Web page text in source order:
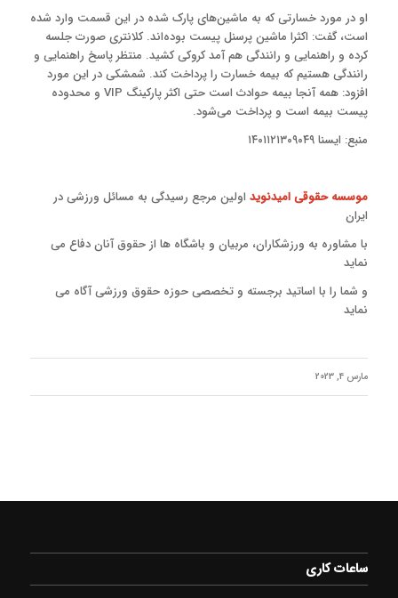
او در مورد خسارتی که به ماشین‌های پارک شده در این قسمت وارد شده
است، گفت: اکثرا ماشین پرسنل پیست بوده‌اند. کلانتری صورت جلسه
کرده و راهنمایی و رانندگی هم آمد کروکی کشید. منتظر پاسخ راهنمایی و
رانندگی هستیم که بیمه خسارت را پرداخت کند. شمشکی در این مورد
افزود: همه آنجا بیمه حوادث است حتی اکثر پارکینگ VIP و محدوده
پیست بیمه است و پرداخت می‌شود.
منبع: ایسنا ۱۴۰۱۱۲۱۳۰۹۰۴۹
موسسه حقوقی امیدنویداولین مرجع رسیدگی به مسائل ورزشی در
ایران
با مشاوره به ورزشکاران، مربیان و باشگاه ها از حقوق آنان دفاع می
نماید
و شما را با اساتید برجسته و تخصصی حوزه حقوق ورزشی آگاه می
نماید
مارس 4, 2023
ساعات کاری